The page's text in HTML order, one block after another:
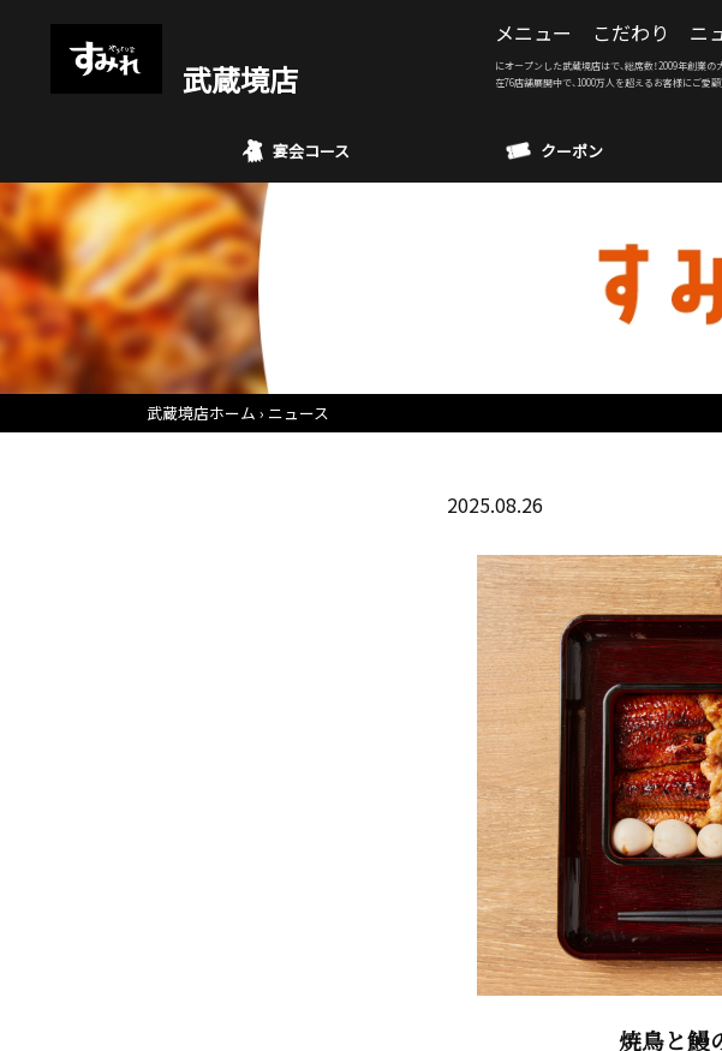
武蔵境店
メニュー こだわり ニ
にオープンした武蔵境店はで、総席数！2009年創業
在76店舗展開中で、1000万人を超えるお客様にご愛顧
宴会コース クーポン
武蔵境店ホーム ニュース
2025.08.26
焼鳥と鰻